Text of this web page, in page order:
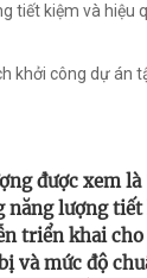
tiết kiệm và hiệu
khởi công dự án
được xem
năng lượng tiết
triển khai
và mức độ